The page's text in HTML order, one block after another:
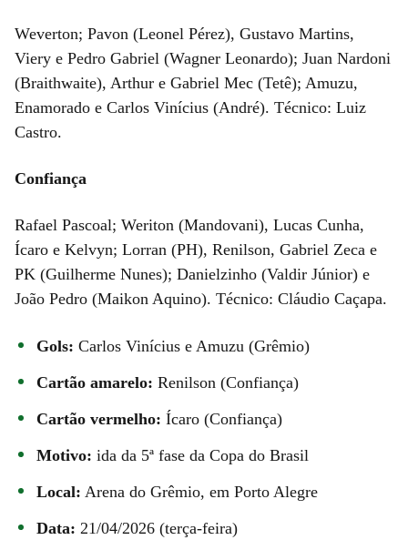
Weverton; Pavon (Leonel Pérez), Gustavo Martins,
Viery e Pedro Gabriel (Wagner Leonardo); Juan Nardoni
(Braithwaite), Arthur e Gabriel Mec (Tetê); Amuzu,
Enamorado e Carlos Vinícius (André). Técnico: Luiz
Castro.
Confiança
Rafael Pascoal; Weriton (Mandovani), Lucas Cunha,
Ícaro e Kelvyn; Lorran (PH), Renilson, Gabriel Zeca e
PK (Guilherme Nunes); Danielzinho (Valdir Júnior) e
João Pedro (Maikon Aquino). Técnico: Cláudio Caçapa.
Gols: Carlos Vinícius e Amuzu (Grêmio)
Cartão amarelo: Renilson (Confiança)
Cartão vermelho: Ícaro (Confiança)
Motivo: ida da 5ª fase da Copa do Brasil
Local: Arena do Grêmio, em Porto Alegre
Data: 21/04/2026 (terça-feira)